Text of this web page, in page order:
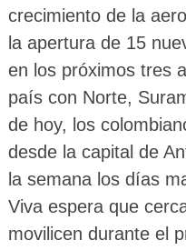
crecimiento de la
la apertura de 15
en los próximos tres
país con Norte,
de hoy, los
desde la capital de
la semana los días
Viva espera que
movilicen durante el